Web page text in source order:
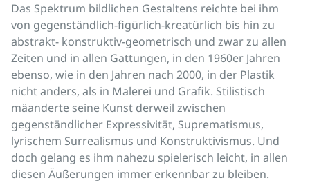
Das Spektrum bildlichen Gestaltens reichte bei ihm
von gegenständlich-figürlich-kreatürlich bis hin zu
abstrakt- konstruktiv-geometrisch und zwar zu allen
Zeiten und in allen Gattungen, in den 1960er Jahren
ebenso, wie in den Jahren nach 2000, in der Plastik
nicht anders, als in Malerei und Grafik. Stilistisch
mäanderte seine Kunst derweil zwischen
gegenständlicher Expressivität, Suprematismus,
lyrischem Surrealismus und Konstruktivismus. Und
doch gelang es ihm nahezu spielerisch leicht, in allen
diesen Äußerungen immer erkennbar zu bleiben.